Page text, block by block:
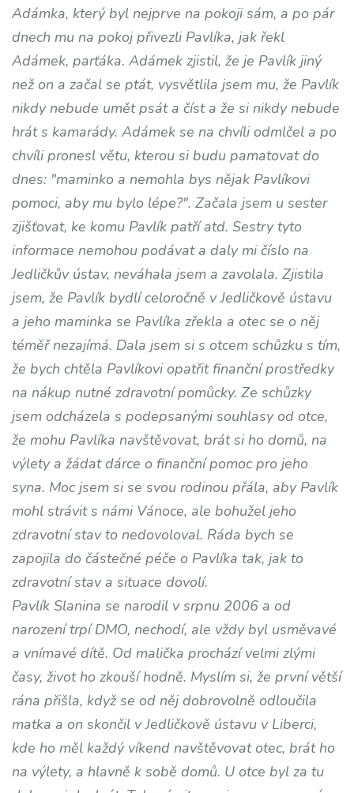
Adámka, který byl nejprve na pokoji sám, a po pár
dnech mu na pokoj přivezli Pavlíka, jak řekl
Adámek, parťáka. Adámek zjistil, že je Pavlík jiný
než on a začal se ptát, vysvětlila jsem mu, že Pavlík
nikdy nebude umět psát a číst a že si nikdy nebude
hrát s kamarády. Adámek se na chvíli odmlčel a po
chvíli pronesl větu, kterou si budu pamatovat do
dnes: "maminko a nemohla bys nějak Pavlíkovi
pomoci, aby mu bylo lépe?". Začala jsem u sester
zjišťovat, ke komu Pavlík patří atd. Sestry tyto
informace nemohou podávat a daly mi číslo na
Jedličkův ústav, neváhala jsem a zavolala. Zjistila
jsem, že Pavlík bydlí celoročně v Jedličkově ústavu
a jeho maminka se Pavlíka zřekla a otec se o něj
téměř nezajímá. Dala jsem si s otcem schůzku s tím,
že bych chtěla Pavlíkovi opatřit finanční prostředky
na nákup nutné zdravotní pomůcky. Ze schůzky
jsem odcházela s podepsanými souhlasy od otce,
že mohu Pavlíka navštěvovat, brát si ho domů, na
výlety a žádat dárce o finanční pomoc pro jeho
syna. Moc jsem si se svou rodinou přála, aby Pavlík
mohl strávit s námi Vánoce, ale bohužel jeho
zdravotní stav to nedovoloval. Ráda bych se
zapojila do částečné péče o Pavlíka tak, jak to
zdravotní stav a situace dovolí.
Pavlík Slanina se narodil v srpnu 2006 a od
narození trpí DMO, nechodí, ale vždy byl usměvavé
a vnímavé dítě. Od malička prochází velmi zlými
časy, život ho zkouší hodně. Myslím si, že první větší
rána přišla, když se od něj dobrovolně odloučila
matka a on skončil v Jedličkově ústavu v Liberci,
kde ho měl každý víkend navštěvovat otec, brát ho
na výlety, a hlavně k sobě domů. U otce byl za tu